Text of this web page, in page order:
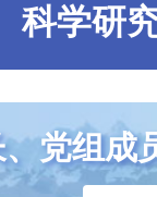
科学研
党组成